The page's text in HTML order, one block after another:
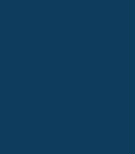
குஷ்டக்காரனையும்
பாரும்); இறந்தோரை என்
கல்லறைகளிலிருந்து)
அன்றியும் இஸ்ராயீலின்
அத்தாட்சிகளைக் கொண்டு
கூறிய வேளை, அவர்கள்
தடுத்து விட்டதையும்